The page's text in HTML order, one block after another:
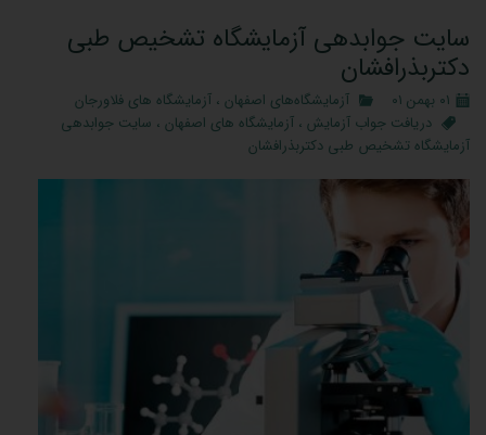
سایت جوابدهی آزمایشگاه تشخیص طبی
دکتربذرافشان
۰۱ بهمن ۰۱ آزمایشگاه‌های اصفهان ، آزمایشگاه های فلاورجان
دریافت جواب آزمایش ، آزمایشگاه های اصفهان ، سایت جوابدهی
آزمایشگاه تشخیص طبی دکتربذرافشان